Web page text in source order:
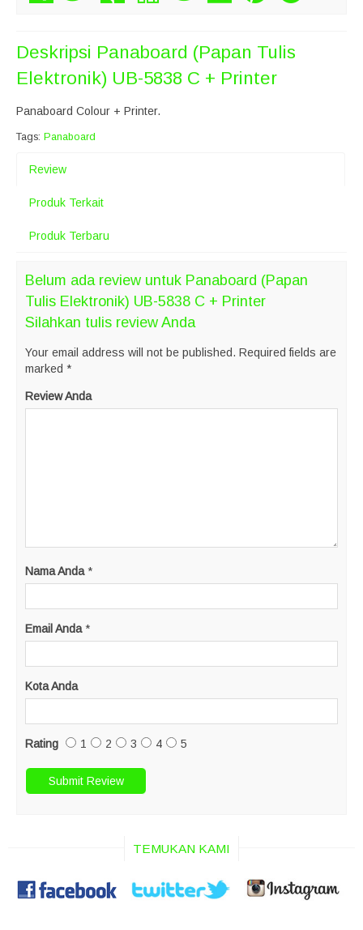
Deskripsi Panaboard (Papan Tulis
Elektronik) UB-5838 C + Printer
Panaboard Colour + Printer.
Tags: Panaboard
Review
Produk Terkait
Produk Terbaru
Belum ada review untuk Panaboard (Papan
Tulis Elektronik) UB-5838 C + Printer
Silahkan tulis review Anda
Your email address will not be published. Required fields are
marked *
Review Anda
Nama Anda *
Email Anda *
Kota Anda
Rating 1 2 3 4 5
TEMUKAN KAMI